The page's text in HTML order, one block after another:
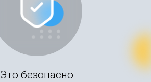
Это безопасно